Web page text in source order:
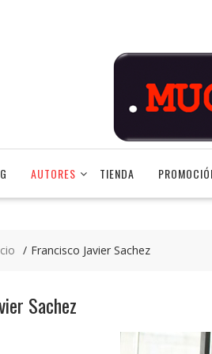
AUTORES TIENDA
Francisco Javier Sachez
Sachez